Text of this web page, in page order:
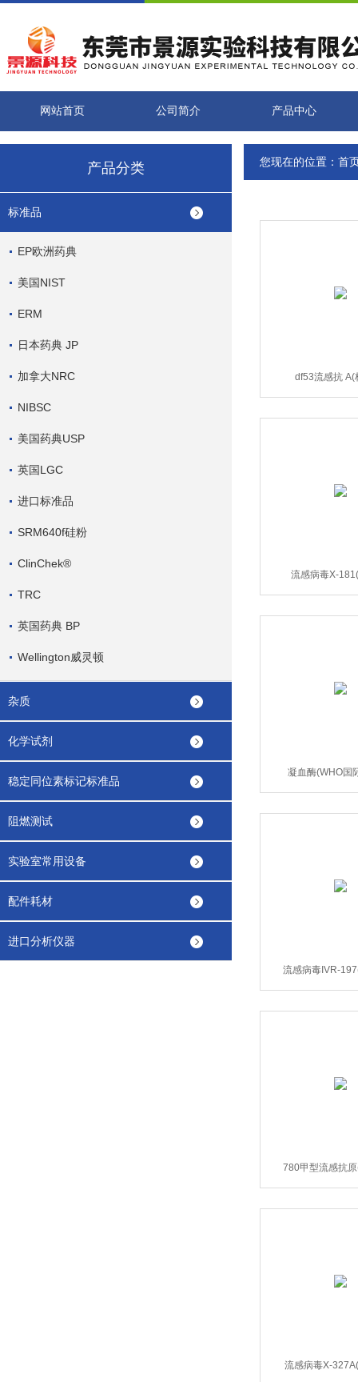
网站首页 公司简介 产品中心
产品分类
标准品
EP欧洲药典
美国NIST
ERM
日本药典 JP
加拿大NRC
NIBSC
美国药典USP
英国LGC
进口标准品
SRM640f硅粉
ClinChek®
TRC
英国药典 BP
Wellington威灵顿
杂质
化学试剂
稳定同位素标记标准品
阻燃测试
实验室常用设备
配件耗材
进口分析仪器
您现在的位置： 首
df53流感抗 A(
流感病毒X-
凝血酶(WHO国
流感病毒IVR-
780甲型流感抗
流感病毒X-